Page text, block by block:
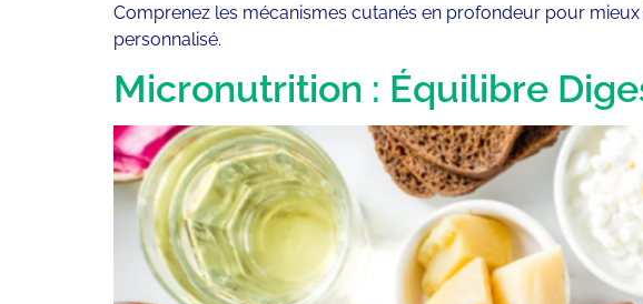
Comprenez les mécanismes cutanés en profondeur pour
personnalisé.
Micronutrition : Équilibre